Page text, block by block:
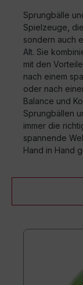
Sprungbälle
Spielzeuge,
sondern auch
Alt. Sie
mit den
nach einem
oder nach
Balance und
Sprungbällen
immer die
spannende
Hand in Hand